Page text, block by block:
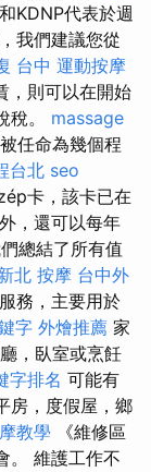
KDNP代表於週
我們建議您從
台中 運動按摩
，則可以在開始
稅。 massage
任命為幾個程
台北 seo
卡，該卡已在
，還可以每年
總結了所有值
北 按摩 台中外
務，主要用於
字 外燴推薦 家
，臥室或烹飪
字排名 可能有
房，度假屋，鄉
教學 《維修區
。 維護工作不